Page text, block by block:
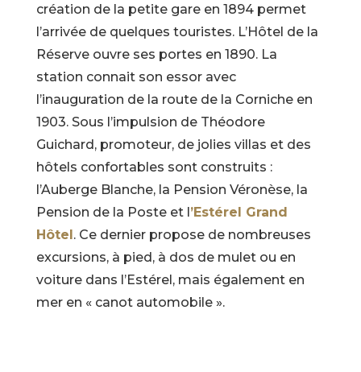
création de la petite gare en 1894 permet
l’arrivée de quelques touristes. L’Hôtel de la
Réserve ouvre ses portes en 1890. La
station connait son essor avec
l’inauguration de la route de la Corniche en
1903. Sous l’impulsion de Théodore
Guichard, promoteur, de jolies villas et des
hôtels confortables sont construits :
l’Auberge Blanche, la Pension Véronèse, la
Pension de la Poste et l ’Estérel Grand
Hôtel . Ce dernier propose de nombreuses
excursions, à pied, à dos de mulet ou en
voiture dans l’Estérel, mais également en
mer en « canot automobile ».